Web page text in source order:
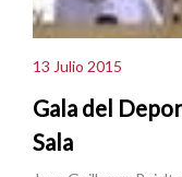
13 Julio 2015
Gala del
Sala